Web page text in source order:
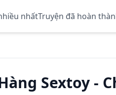
nhấtTruyện đã hoàn
Sextoy-